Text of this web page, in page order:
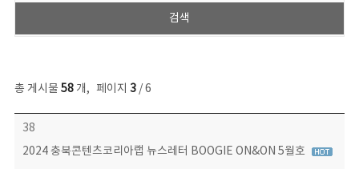
총 게시물 58개, 페이지 3/ 6
뉴스레터 목록 - 번호, 제목, 작성자, 파일, 조회수, 작성일 정보 제공
38
2024 충북콘텐츠코리아랩 뉴스레터 BOOGIE ON&ON 5월호